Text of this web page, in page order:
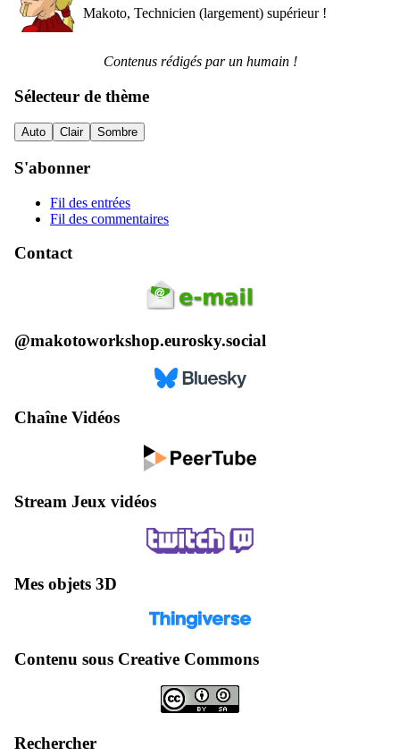
Makoto, Technicien (largement) supérieur !
Contenus rédigés par un humain !
Sélecteur de thème
Auto Clair Sombre
S'abonner
Fil des entrées
Fil des commentaires
Contact
@makotoworkshop.eurosky.social
Chaîne Vidéos
Stream Jeux vidéos
Mes objets 3D
Contenu sous Creative Commons
Rechercher